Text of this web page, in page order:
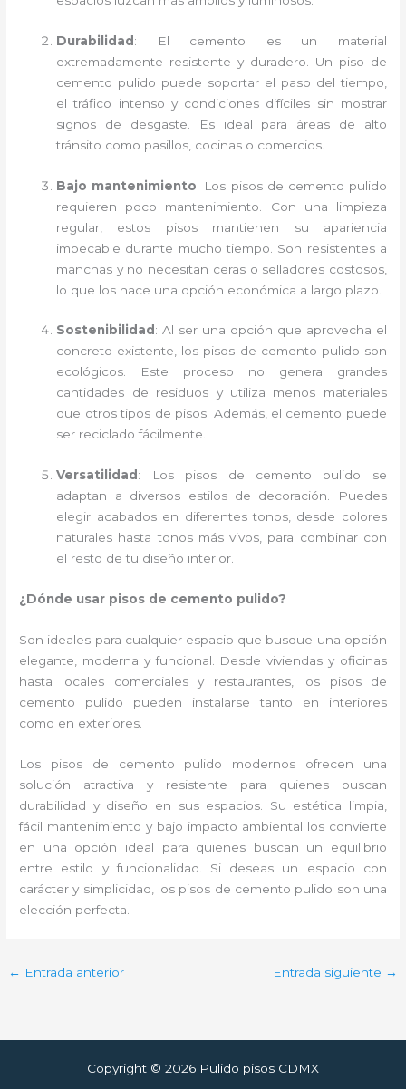
Durabilidad : El cemento es un material
extremadamente resistente y duradero. Un piso de
cemento pulido puede soportar el paso del tiempo,
el tráfico intenso y condiciones difíciles sin mostrar
signos de desgaste. Es ideal para áreas de alto
tránsito como pasillos, cocinas o comercios.
Bajo mantenimiento: Los pisos de cemento pulido
requieren poco mantenimiento. Con una limpieza
regular, estos pisos mantienen su apariencia
impecable durante mucho tiempo. Son resistentes a
manchas y no necesitan ceras o selladores costosos,
lo que los hace una opción económica a largo plazo.
Sostenibilidad : Al ser una opción que aprovecha el
concreto existente, los pisos de cemento pulido son
ecológicos. Este proceso no genera grandes
cantidades de residuos y utiliza menos materiales
que otros tipos de pisos. Además, el cemento puede
ser reciclado fácilmente.
Versatilidad : Los pisos de cemento pulido se
adaptan a diversos estilos de decoración. Puedes
elegir acabados en diferentes tonos, desde colores
naturales hasta tonos más vivos, para combinar con
el resto de tu diseño interior.
¿Dónde usar pisos de cemento pulido?
Son ideales para cualquier espacio que busque una opción
elegante, moderna y funcional. Desde viviendas y oficinas
hasta locales comerciales y restaurantes, los pisos de
cemento pulido pueden instalarse tanto en interiores
como en exteriores.
Los pisos de cemento pulido modernos ofrecen una
solución atractiva y resistente para quienes buscan
durabilidad y diseño en sus espacios. Su estética limpia,
fácil mantenimiento y bajo impacto ambiental los convierte
en una opción ideal para quienes buscan un equilibrio
entre estilo y funcionalidad. Si deseas un espacio con
carácter y simplicidad, los pisos de cemento pulido son una
elección perfecta.
← Entrada anterior Entrada siguiente →
Copyright © 2026 Pulido pisos CDMX